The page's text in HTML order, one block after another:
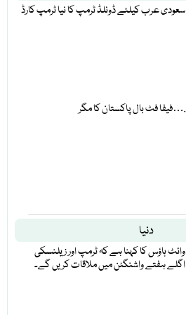
سعودی عرب کیلئے ڈونلڈ ٹرمپ کا نیا ٹرمپ کارڈ
فیفا فٹ بال پاکستان کا مگر….
دنیا
وائٹ ہاؤس کا کہنا ہے کہ ٹرمپ اور زیلنسکی
اگلے ہفتے واشنگٹن میں ملاقات کریں گے۔